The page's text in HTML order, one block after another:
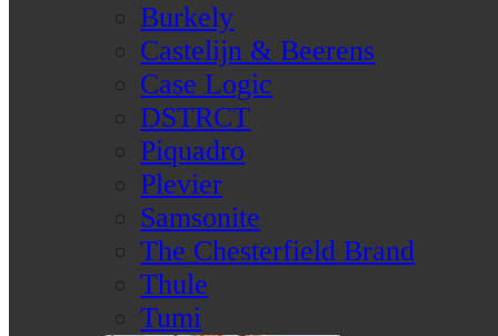
Burkely
Castelijn & Beerens
Case Logic
DSTRCT
Piquadro
Plevier
Samsonite
The Chesterfield Brand
Thule
Tumi